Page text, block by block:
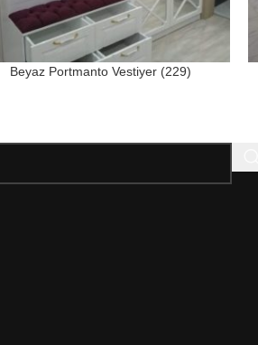
Beyaz Portmanto Vestiyer (229)